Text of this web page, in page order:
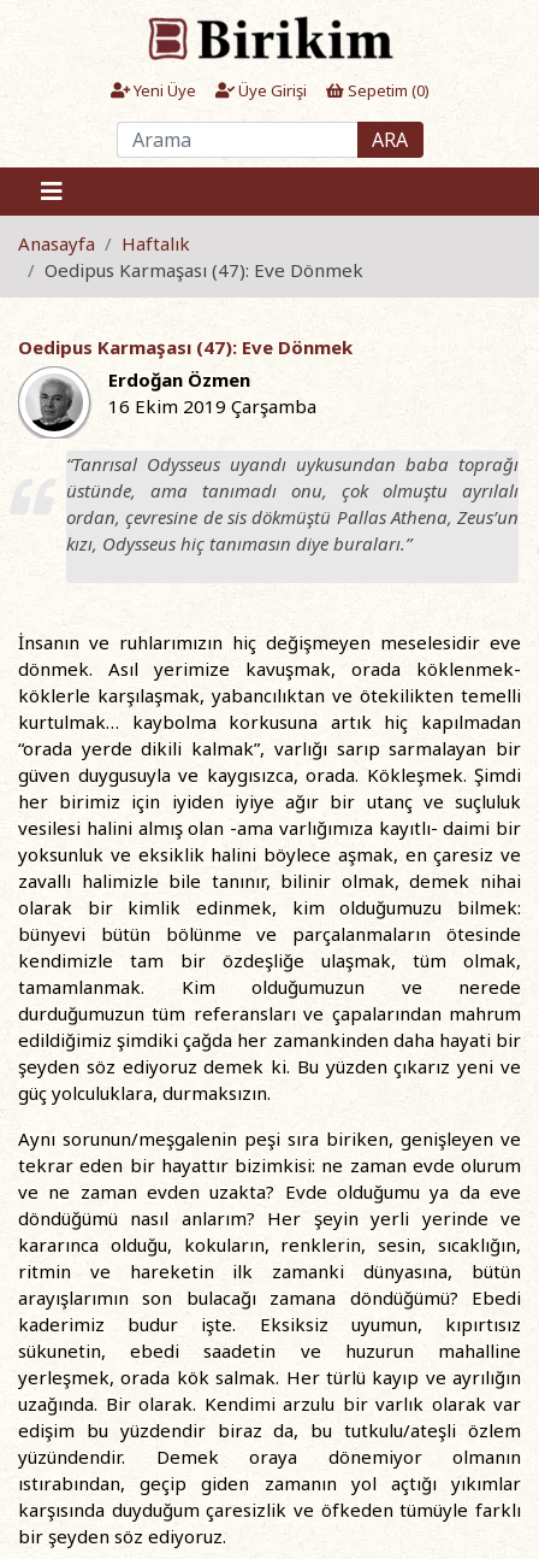
Yeni Üye Üye Girişi Sepetim (0)
ARA
Anasayfa
Haftalık
Oedipus Karmaşası (47): Eve Dönmek
Oedipus Karmaşası (47): Eve Dönmek
Erdoğan Özmen
16 Ekim 2019 Çarşamba
“Tanrısal Odysseus uyandı uykusundan baba toprağı
üstünde, ama tanımadı onu, çok olmuştu ayrılalı
ordan, çevresine de sis dökmüştü Pallas Athena, Zeus’un
kızı, Odysseus hiç tanımasın diye buraları.”
İnsanın ve ruhlarımızın hiç değişmeyen meselesidir eve
dönmek. Asıl yerimize kavuşmak, orada köklenmek-
köklerle karşılaşmak, yabancılıktan ve ötekilikten temelli
kurtulmak… kaybolma korkusuna artık hiç kapılmadan
“orada yerde dikili kalmak”, varlığı sarıp sarmalayan bir
güven duygusuyla ve kaygısızca, orada. Kökleşmek. Şimdi
her birimiz için iyiden iyiye ağır bir utanç ve suçluluk
vesilesi halini almış olan -ama varlığımıza kayıtlı- daimi bir
yoksunluk ve eksiklik halini böylece aşmak, en çaresiz ve
zavallı halimizle bile tanınır, bilinir olmak, demek nihai
olarak bir kimlik edinmek, kim olduğumuzu bilmek:
bünyevi bütün bölünme ve parçalanmaların ötesinde
kendimizle tam bir özdeşliğe ulaşmak, tüm olmak,
tamamlanmak. Kim olduğumuzun ve nerede
durduğumuzun tüm referansları ve çapalarından mahrum
edildiğimiz şimdiki çağda her zamankinden daha hayati bir
şeyden söz ediyoruz demek ki. Bu yüzden çıkarız yeni ve
güç yolculuklara, durmaksızın.
Aynı sorunun/meşgalenin peşi sıra biriken, genişleyen ve
tekrar eden bir hayattır bizimkisi: ne zaman evde olurum
ve ne zaman evden uzakta? Evde olduğumu ya da eve
döndüğümü nasıl anlarım? Her şeyin yerli yerinde ve
kararınca olduğu, kokuların, renklerin, sesin, sıcaklığın,
ritmin ve hareketin ilk zamanki dünyasına, bütün
arayışlarımın son bulacağı zamana döndüğümü? Ebedi
kaderimiz budur işte. Eksiksiz uyumun, kıpırtısız
sükunetin, ebedi saadetin ve huzurun mahalline
yerleşmek, orada kök salmak. Her türlü kayıp ve ayrılığın
uzağında. Bir olarak. Kendimi arzulu bir varlık olarak var
edişim bu yüzdendir biraz da, bu tutkulu/ateşli özlem
yüzündendir. Demek oraya dönemiyor olmanın
ıstırabından, geçip giden zamanın yol açtığı yıkımlar
karşısında duyduğum çaresizlik ve öfkeden tümüyle farklı
bir şeyden söz ediyoruz.